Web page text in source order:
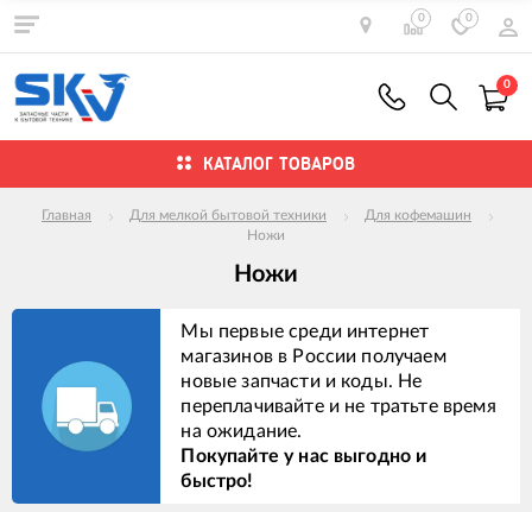
0 0
0
КАТАЛОГ ТОВАРОВ
Главная Для мелкой бытовой техники
Для кофемашин
Ножи
Ножи
Мы первые среди интернет
магазинов в России получаем
новые запчасти и коды. Не
переплачивайте и не тратьте время
на ожидание.
Покупайте у нас выгодно и
быстро!